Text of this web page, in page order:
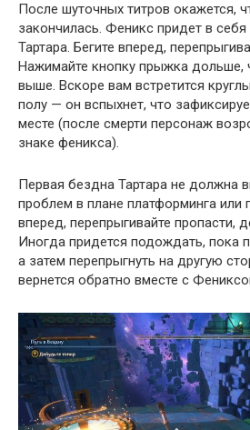
После шуточных титров окажется,
закончилась. Феникс придет в
Тартара. Бегите вперед,
Нажимайте кнопку прыжка дольше,
выше. Вскоре вам встретится
полу — он вспыхнет, что
месте (после смерти персонаж
знаке феникса).
Первая бездна Тартара не должна
проблем в плане платформинга или
вперед, перепрыгивайте пропасти,
Иногда придется подождать, пока
а затем перепрыгнуть на другую
вернется обратно вместе с